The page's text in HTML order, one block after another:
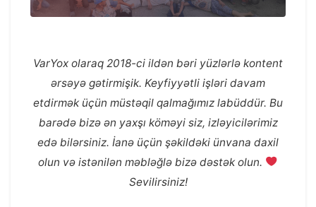
VarYox olaraq 2018-ci ildən bəri yüzlərlə kontent
ərsəyə gətirmişik. Keyfiyyətli işləri davam
etdirmək üçün müstəqil qalmağımız labüddür. Bu
barədə bizə ən yaxşı köməyi siz, izləyicilərimiz
edə bilərsiniz. İanə üçün şəkildəki ünvana daxil
olun və istənilən məbləğlə bizə dəstək olun.
Sevilirsiniz!